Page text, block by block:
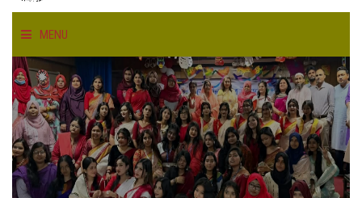
MENU
HOME
ABOUT US
FACULTIES